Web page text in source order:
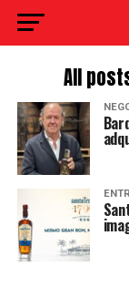
All